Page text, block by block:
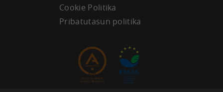
Cookie Politika
Pribatutasun politika